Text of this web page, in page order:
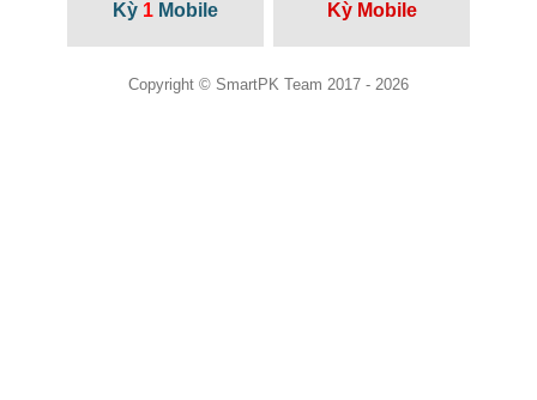
Kỳ 1Mobile
Kỳ Mobile
Copyright © SmartPK Team 2017 - 2026